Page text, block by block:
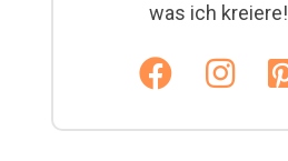
was ich kreiere!